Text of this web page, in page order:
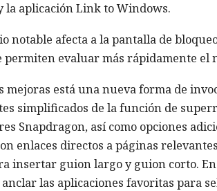
la aplicación Link to Windows.
notable afecta a la pantalla de
permiten evaluar más rápidamente el
mejoras está una nueva forma de
simplificados de la función de
Snapdragon, así como opciones
enlaces directos a páginas
insertar guion largo y guion corto.
las aplicaciones favoritas para